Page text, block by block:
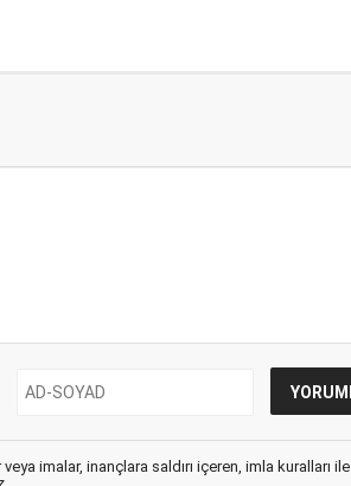
imalar, inançlara saldırı içeren, imla kuralları ile